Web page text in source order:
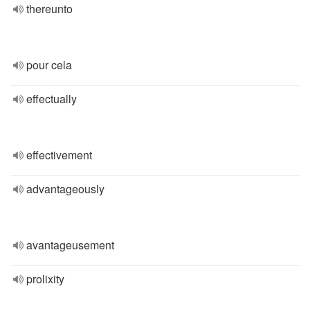
thereunto
pour cela
effectually
effectivement
advantageously
avantageusement
prolixity